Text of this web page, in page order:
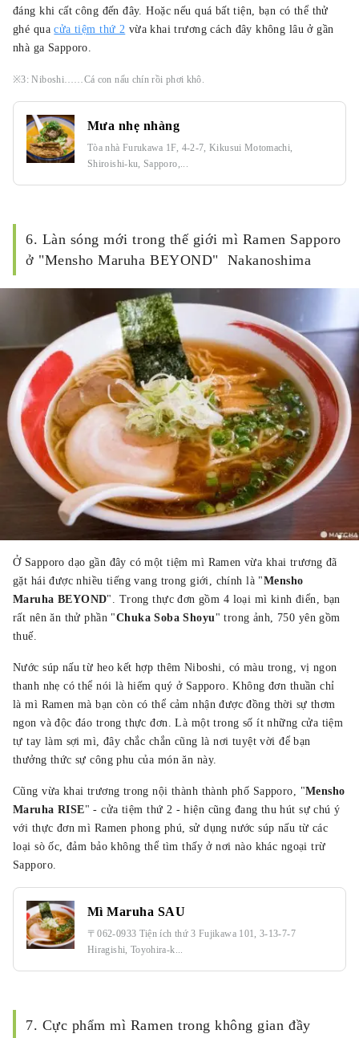
đáng khi cất công đến đây. Hoặc nếu quá bất tiện, bạn có thể thử
ghé quacửa tiệm thứ 2 vừa khai trương cách đây không lâu ở gần
nhà ga Sapporo.
※3: Niboshi……Cá con nấu chín rồi phơi khô.
Mưa nhẹ nhàng
Tòa nhà Furukawa 1F, 4-2-7, Kikusui Motomachi,
Shiroishi-ku, Sapporo,...
6. Làn sóng mới trong thế giới mì Ramen Sapporo
ở "Mensho Maruha BEYOND" Nakanoshima
Ở Sapporo dạo gần đây có một tiệm mì Ramen vừa khai trương đã
gặt hái được nhiều tiếng vang trong giới, chính là "Mensho
Maruha BEYOND". Trong thực đơn gồm 4 loại mì kinh điển, bạn
rất nên ăn thử phần "Chuka Soba Shoyu" trong ảnh, 750 yên gồm
thuế.
Nước súp nấu từ heo kết hợp thêm Niboshi, có màu trong, vị ngon
thanh nhẹ có thể nói là hiếm quý ở Sapporo. Không đơn thuần chỉ
là mì Ramen mà bạn còn có thể cảm nhận được đồng thời sự thơm
ngon và độc đáo trong thực đơn. Là một trong số ít những cửa tiệm
tự tay làm sợi mì, đây chắc chắn cũng là nơi tuyệt vời để bạn
thưởng thức sự công phu của món ăn này.
Cũng vừa khai trương trong nội thành thành phố Sapporo, "Mensho
Maruha RISE" - cửa tiệm thứ 2 - hiện cũng đang thu hút sự chú ý
với thực đơn mì Ramen phong phú, sử dụng nước súp nấu từ các
loại sò ốc, đảm bảo không thể tìm thấy ở nơi nào khác ngoại trừ
Sapporo.
Mì Maruha SAU
〒062-0933 Tiện ích thứ 3 Fujikawa 101, 3-13-7-7
Hiragishi, Toyohira-k...
7. Cực phẩm mì Ramen trong không gian đầy